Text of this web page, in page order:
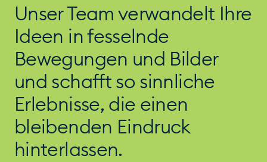
Unser Team verwandelt Ihre
Ideen in fesselnde
Bewegungen und Bilder
und schafft so sinnliche
Erlebnisse, die einen
bleibenden Eindruck
hinterlassen.